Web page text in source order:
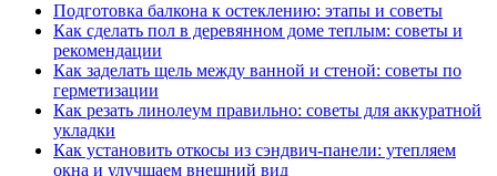
Подготовка балкона к остеклению: этапы и советы
Как сделать пол в деревянном доме теплым: советы и
рекомендации
Как заделать щель между ванной и стеной: советы по
герметизации
Как резать линолеум правильно: советы для аккуратной
укладки
Как установить откосы из сэндвич-панели: утепляем
окна и улучшаем внешний вид